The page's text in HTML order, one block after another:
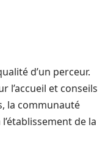
d’un perceur.
l’accueil et conseils
la communauté
de la